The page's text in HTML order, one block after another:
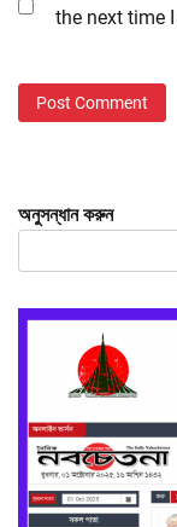
the next time
অনুসন্ধান করুন